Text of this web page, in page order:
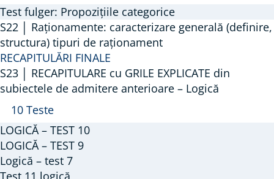
u
m
e
n
t
a
r
e
a
.
r
a
t
ă
2
1
│
P
r
o
p
o
z
i
Test fulger: Propozițiile categorice
S22 │ Raționamente: caracterizare generală (definire,
structura) tipuri de raționament
RECAPITULĂRI FINALE
S23 │ RECAPITULARE cu GRILE EXPLICATE din
subiectele de admitere anterioare – Logică
A
r
a
t
S
2
3
│
10 Teste
LOGICĂ – TEST 10
LOGICĂ – TEST 9
Logică – test 7
Test 11 logică